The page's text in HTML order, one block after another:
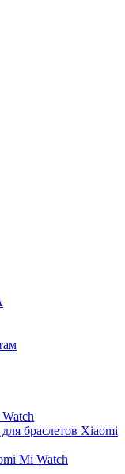
браслетов Xiaomi
Mi Watch